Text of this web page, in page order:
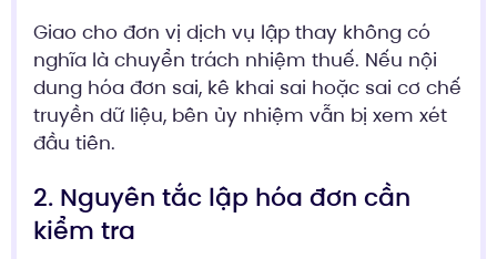
Giao cho đơn vị dịch vụ lập thay không có
nghĩa là chuyển trách nhiệm thuế. Nếu nội
dung hóa đơn sai, kê khai sai hoặc sai cơ chế
truyền dữ liệu, bên ủy nhiệm vẫn bị xem xét
đầu tiên.
2. Nguyên tắc lập hóa đơn cần
kiểm tra